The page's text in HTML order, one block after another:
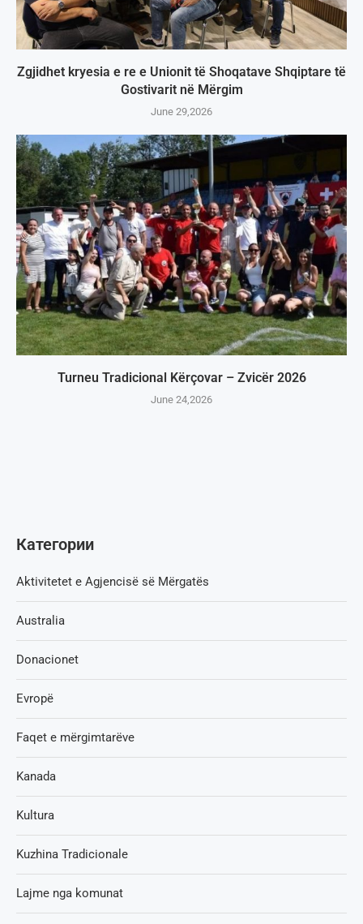
Zgjidhet kryesia e re e Unionit të Shoqatave Shqiptare të
Gostivarit në Mërgim
June 29,2026
Turneu Tradicional Kërçovar – Zvicër 2026
June 24,2026
Категории
Aktivitetet e Agjencisë së Мërgatës
Australia
Donacionet
Evropë
Faqet e mërgimtarëve
Kanada
Kultura
Kuzhina Tradicionale
Lajme nga komunat